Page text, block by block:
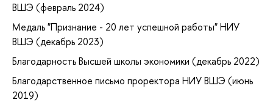
ВШЭ (февраль 2024)
Медаль "Признание - 20 лет успешной работы" НИУ
ВШЭ (декабрь 2023)
Благодарность Высшей школы экономики (декабрь 2022)
Благодарственное письмо проректора НИУ ВШЭ (июнь
2019)